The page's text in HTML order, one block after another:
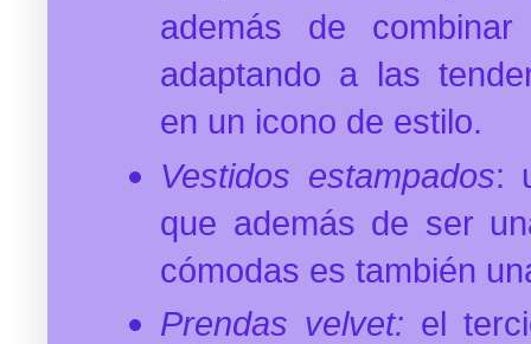
además de
adaptando a las
en un icono de estilo.
Vestidos estampados:
que además de ser
cómodas es también
Prendas velvet: el